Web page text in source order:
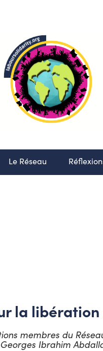
Le Réseau
la
membres du
Ibrahim